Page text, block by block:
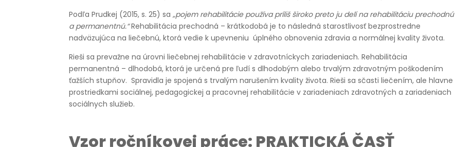
Podľa Prudkej (2015, s. 25) sa„pojem rehabilitácie používa príliš široko preto ju delí na rehabilitáciu prechodnú
a permanentnú.“Rehabilitácia prechodná – krátkodobá je to následná starostlivosť bezprostredne
nadväzujúca na liečebnú, ktorá vedie k upevneniu úplného obnovenia zdravia a normálnej kvality života.
Rieši sa prevažne na úrovni liečebnej rehabilitácie v zdravotníckych zariadeniach. Rehabilitácia
permanentná – dlhodobá, ktorá je určená pre ľudí s dlhodobým alebo trvalým zdravotným poškodením
ťažších stupňov. Spravidla je spojená s trvalým narušením kvality života. Rieši sa sčasti liečením, ale hlavne
prostriedkami sociálnej, pedagogickej a pracovnej rehabilitácie v zariadeniach zdravotných a zariadeniach
sociálnych služieb.
Vzor ročníkovej práce: PRAKTICKÁ ČASŤ